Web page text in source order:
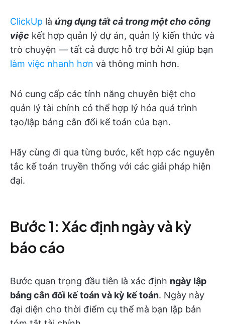
ClickUp là ứng dụng tất cả trong một cho công
việc kết hợp quản lý dự án, quản lý kiến thức và
trò chuyện — tất cả được hỗ trợ bởi AI giúp bạn
làm việc nhanh hơn và thông minh hơn.
Nó cung cấp các tính năng chuyên biệt cho
quản lý tài chính có thể hợp lý hóa quá trình
tạo/lập bảng cân đối kế toán của bạn.
Hãy cùng đi qua từng bước, kết hợp các nguyên
tắc kế toán truyền thống với các giải pháp hiện
đại.
Bước 1: Xác định ngày và kỳ
báo cáo
Bước quan trọng đầu tiên là xác định ngày lập
bảng cân đối kế toán và kỳ kế toán. Ngày này
đại diện cho thời điểm cụ thể mà bạn lập bản